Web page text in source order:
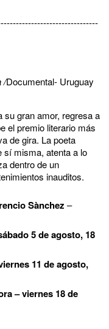
/Documental- Uruguay
su gran amor, regresa a
el premio literario más
de gira. La poeta
sí misma, atenta a lo
dentro de un
inauditos.
Sànchez –
5 de agosto, 18
11 de agosto,
– viernes 18 de